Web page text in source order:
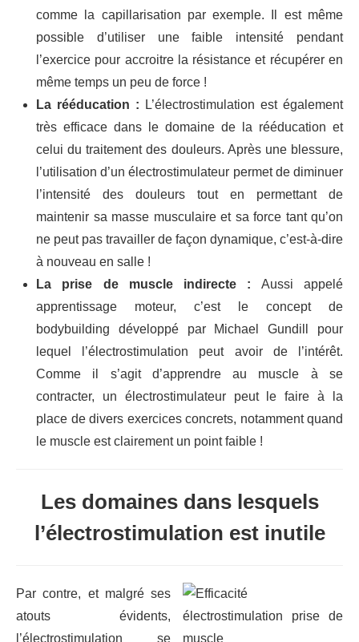
comme la capillarisation par exemple. Il est même
possible d’utiliser une faible intensité pendant
l’exercice pour accroitre la résistance et récupérer en
même temps un peu de force !
La rééducation : L’électrostimulation est également
très efficace dans le domaine de la rééducation et
celui du traitement des douleurs. Après une blessure,
l’utilisation d’un électrostimulateur permet de diminuer
l’intensité des douleurs tout en permettant de
maintenir sa masse musculaire et sa force tant qu’on
ne peut pas travailler de façon dynamique, c’est-à-dire
à nouveau en salle !
La prise de muscle indirecte : Aussi appelé
apprentissage moteur, c’est le concept de
bodybuilding développé par Michael Gundill pour
lequel l’électrostimulation peut avoir de l’intérêt.
Comme il s’agit d’apprendre au muscle à se
contracter, un électrostimulateur peut le faire à la
place de divers exercices concrets, notamment quand
le muscle est clairement un point faible !
Les domaines dans lesquels
l’électrostimulation est inutile
Par contre, et malgré ses
atouts évidents,
l’électrostimulation se